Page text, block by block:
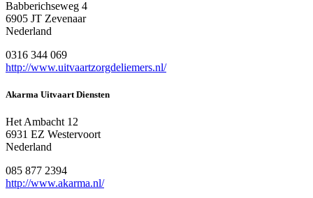
Babberichseweg 4
6905 JT Zevenaar
Nederland
0316 344 069
http://www.uitvaartzorgdeliemers.nl/
Akarma Uitvaart Diensten
Het Ambacht 12
6931 EZ Westervoort
Nederland
085 877 2394
http://www.akarma.nl/